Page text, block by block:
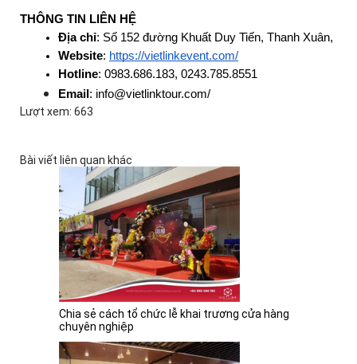
THÔNG TIN LIÊN HỆ
Địa chỉ: Số 152 đường Khuất Duy Tiến, Thanh Xuân, Hà
Website: https://vietlinkevent.com/
Hotline: 0983.686.183, 0243.785.8551
Email: info@vietlinktour.com/
Lượt xem: 663
Bài viết liên quan khác
Chia sẻ cách tổ chức lễ khai trương cửa hàng
chuyên nghiệp